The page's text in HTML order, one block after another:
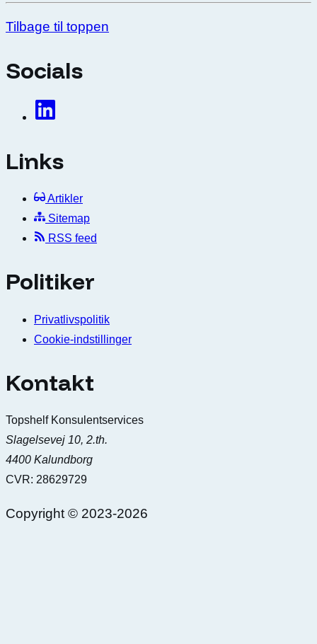
Tilbage til toppen
Socials
Links
Artikler
Sitemap
RSS feed
Politiker
Privatlivspolitik
Cookie-indstillinger
Kontakt
Topshelf Konsulentservices
Slagelsevej 10, 2.th.
4400 Kalundborg
CVR: 28629729
Copyright © 2023-2026